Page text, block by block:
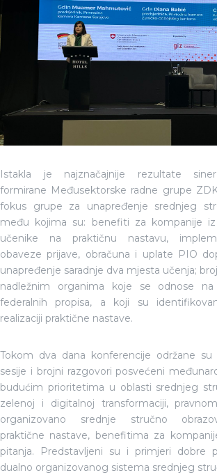
Istakla je najznačajnije rezultate
formirane Međusektorske radne grupe
fokus grupe za unapređenje srednjeg
među kojima su: benefiti za kompanije
učenike na praktičnu nastavu,
obaveze prijave, obračuna i uplate PIO
unapređenje saradnje dva mjesta učenja;
nadležnim organima koje se odnose
federalnih propisa, a koji su
realizaciji praktične nastave.
Tokom dva dana konferencije održane su
sesije i brojni razgovori posvećeni
budućim prioritetima u oblasti srednjeg
zelenoj i digitalnoj transformaciji,
organizovano srednje stručno
praktične nastave, benefitima za
pitanja. Predstavljeni su i primjeri dobre
dualno organizovanog sistema srednjeg